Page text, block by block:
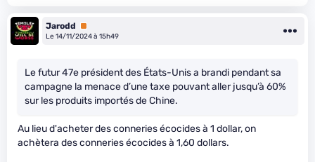
Jarodd
Premium
Le 14/11/2024 à 15h49
Le futur 47e président des États-Unis a brandi pendant sa
campagne la menace d’une taxe pouvant aller jusqu’à 60%
sur les produits importés de Chine.
Au lieu d'acheter des conneries écocides à 1 dollar, on
achètera des conneries écocides à 1,60 dollars.